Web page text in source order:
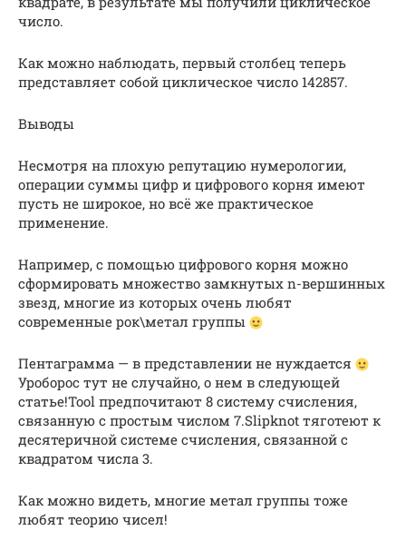
число.
Как можно наблюдать, первый столбец теперь
представляет собой циклическое число 142857.
Выводы
Несмотря на плохую репутацию нумерологии,
операции суммы цифр и цифрового корня имеют
пусть не широкое, но всё же практическое
применение.
Например, с помощью цифрового корня можно
сформировать множество замкнутых n-вершинных
звезд, многие из которых очень любят
современные рок\метал группы
Пентаграмма — в представлении не нуждается
Уроборос тут не случайно, о нем в следующей
статье!Tool предпочитают 8 систему счисления,
связанную с простым числом 7.Slipknot тяготеют к
десятеричной системе счисления, связанной с
квадратом числа 3.
Как можно видеть, многие метал группы тоже
любят теорию чисел!